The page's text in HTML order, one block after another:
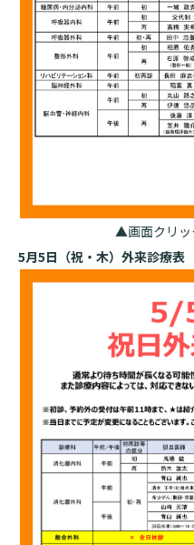
東部病院の特長
一歩先の医療の提供
広報誌「とーぶたいむ」
交通アクセス
院内のルールについて
フロアマップ
院内施設のご案内
LINEサービスについて
無料低額診療のご案内
東部病院の就労支援サ
診断書等文書のお申込
診療記録（カルテ）の
よくあるご質問
医療関係者向け講習・研修
人材開発センター
当院退職後のカルテ閲覧手
当院退職後のカルテ閲
診
予約
取材の申し込み
▲画面クリ
5月5日（祝・木）外来診療表